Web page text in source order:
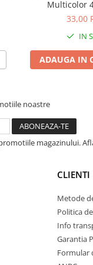
prin presare
după contactul cu apa.
treptată pentru
mari.
poate fi mai
C&B la pescuit?
de hrănire,
Multicolor
33,00
IN
ADAUGA IN
noastre
magazinului.
CLIENTI
Metode
Politica
Info
Garantia
Formular